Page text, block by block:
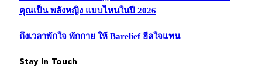
คุณเป็น พลังหญิง แบบไหนในปี 2026
ถึงเวลาพักใจ พักกาย ให้ Barelief ฮีลใจแทน
Stay In Touch